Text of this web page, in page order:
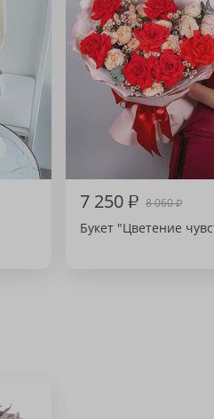
7 250₽ 8 060₽
Букет "Цветение